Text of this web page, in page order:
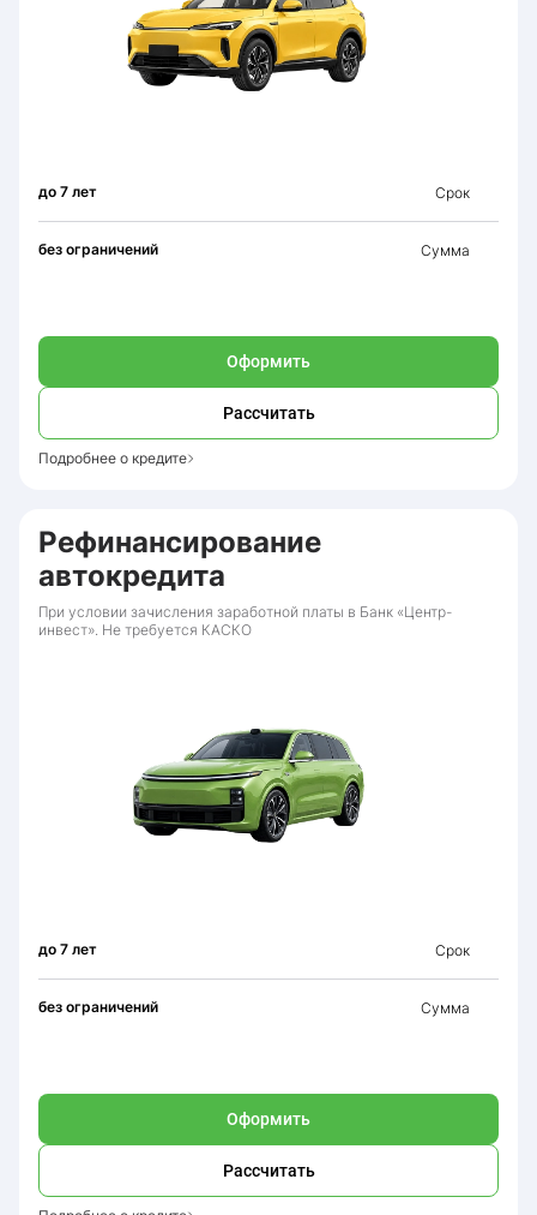
до 7 лет Срок
без ограничений Сумма
Оформить
Рассчитать
Подробнее о кредите
Рефинансирование
автокредита
При условии зачисления заработной платы в Банк «Центр-
инвест». Не требуется КАСКО
до 7 лет Срок
без ограничений Сумма
Оформить
Рассчитать